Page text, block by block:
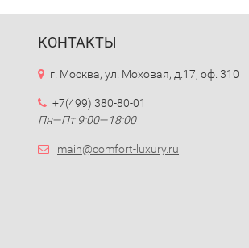
КОНТАКТЫ
г. Москва, ул. Моховая, д.17, оф. 310
+7(499) 380-80-01
Пн—Пт 9:00—18:00
main@comfort-luxury.ru